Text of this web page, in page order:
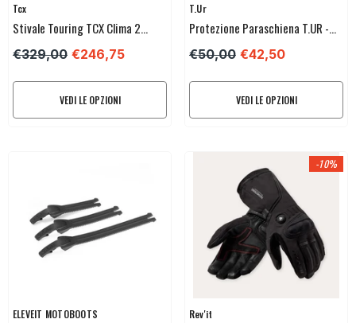
Venditore:
Tcx
Stivale Touring TCX Clima 2
Surround Gore-Tex
€329,00 €246,75
VEDI LE OPZIONI
Venditore:
T.ur
Protezione Paraschiena T.UR -
COMFORT-2
€50,00 €42,50
VEDI LE OPZIONI
Venditore:
ELEVEIT MOTOBOOTS
-10%
Venditore:
Rev'it